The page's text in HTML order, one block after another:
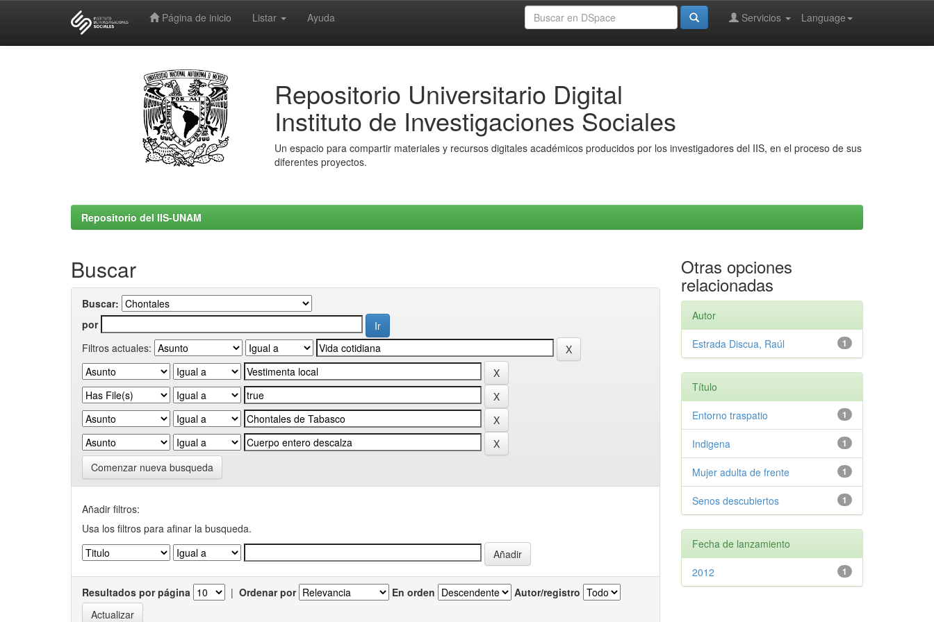
Página de inicio Listar Ayuda Language
Servicios
Repositorio Universitario Digital
Instituto de Investigaciones Sociales
Un espacio para compartir materiales y recursos digitales académicos producidos por los investigadores del IIS, en el proceso de sus
diferentes proyectos.
Repositorio del IIS-UNAM
Buscar
Buscar:
por
Filtros actuales:
Comenzar nueva busqueda
Añadir filtros:
Usa los filtros para afinar la busqueda.
Resultados por página | Ordenar por En orden Autor/registro
Otras opciones
relacionadas
Autor
1
Estrada Discua, Raúl
Título
1
Entorno traspatio
1
Indigena
1
Mujer adulta de frente
1
Senos descubiertos
Fecha de lanzamiento
1
2012